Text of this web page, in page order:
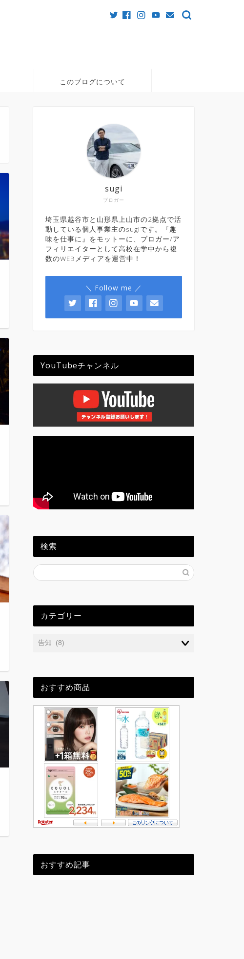
このブログについて
ブロガー
sugi
埼玉県越谷市と山形県上山市の2拠点で活
動している個人事業主のsugiです。『趣
味を仕事に』をモットーに、ブロガー/ア
フィリエイターとして高校在学中から複
数のWEBメディアを運営中！
＼ Follow me ／
YouTubeチャンネル
検索
カテゴリー
おすすめ商品
おすすめ記事